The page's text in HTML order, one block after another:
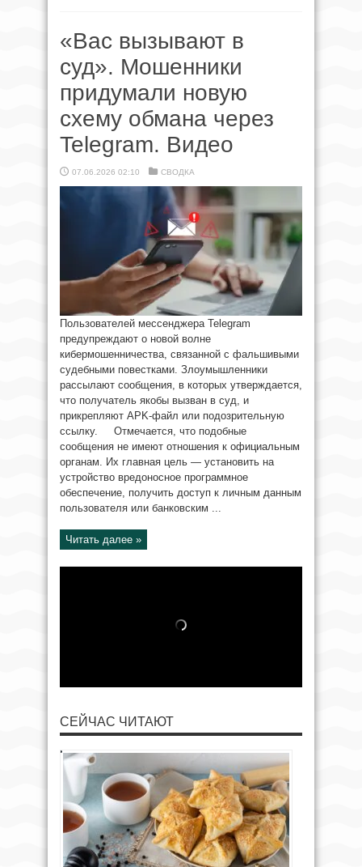
«Вас вызывают в
суд». Мошенники
придумали новую
схему обмана через
Telegram. Видео
07.06.2026 02:10 СВОДКА
Пользователей мессенджера Telegram
предупреждают о новой волне
кибермошенничества, связанной с фальшивыми
судебными повестками. Злоумышленники
рассылают сообщения, в которых утверждается,
что получатель якобы вызван в суд, и
прикрепляют APK-файл или подозрительную
ссылку. Отмечается, что подобные
сообщения не имеют отношения к официальным
органам. Их главная цель — установить на
устройство вредоносное программное
обеспечение, получить доступ к личным данным
пользователя или банковским ...
Читать далее »
СЕЙЧАС ЧИТАЮТ